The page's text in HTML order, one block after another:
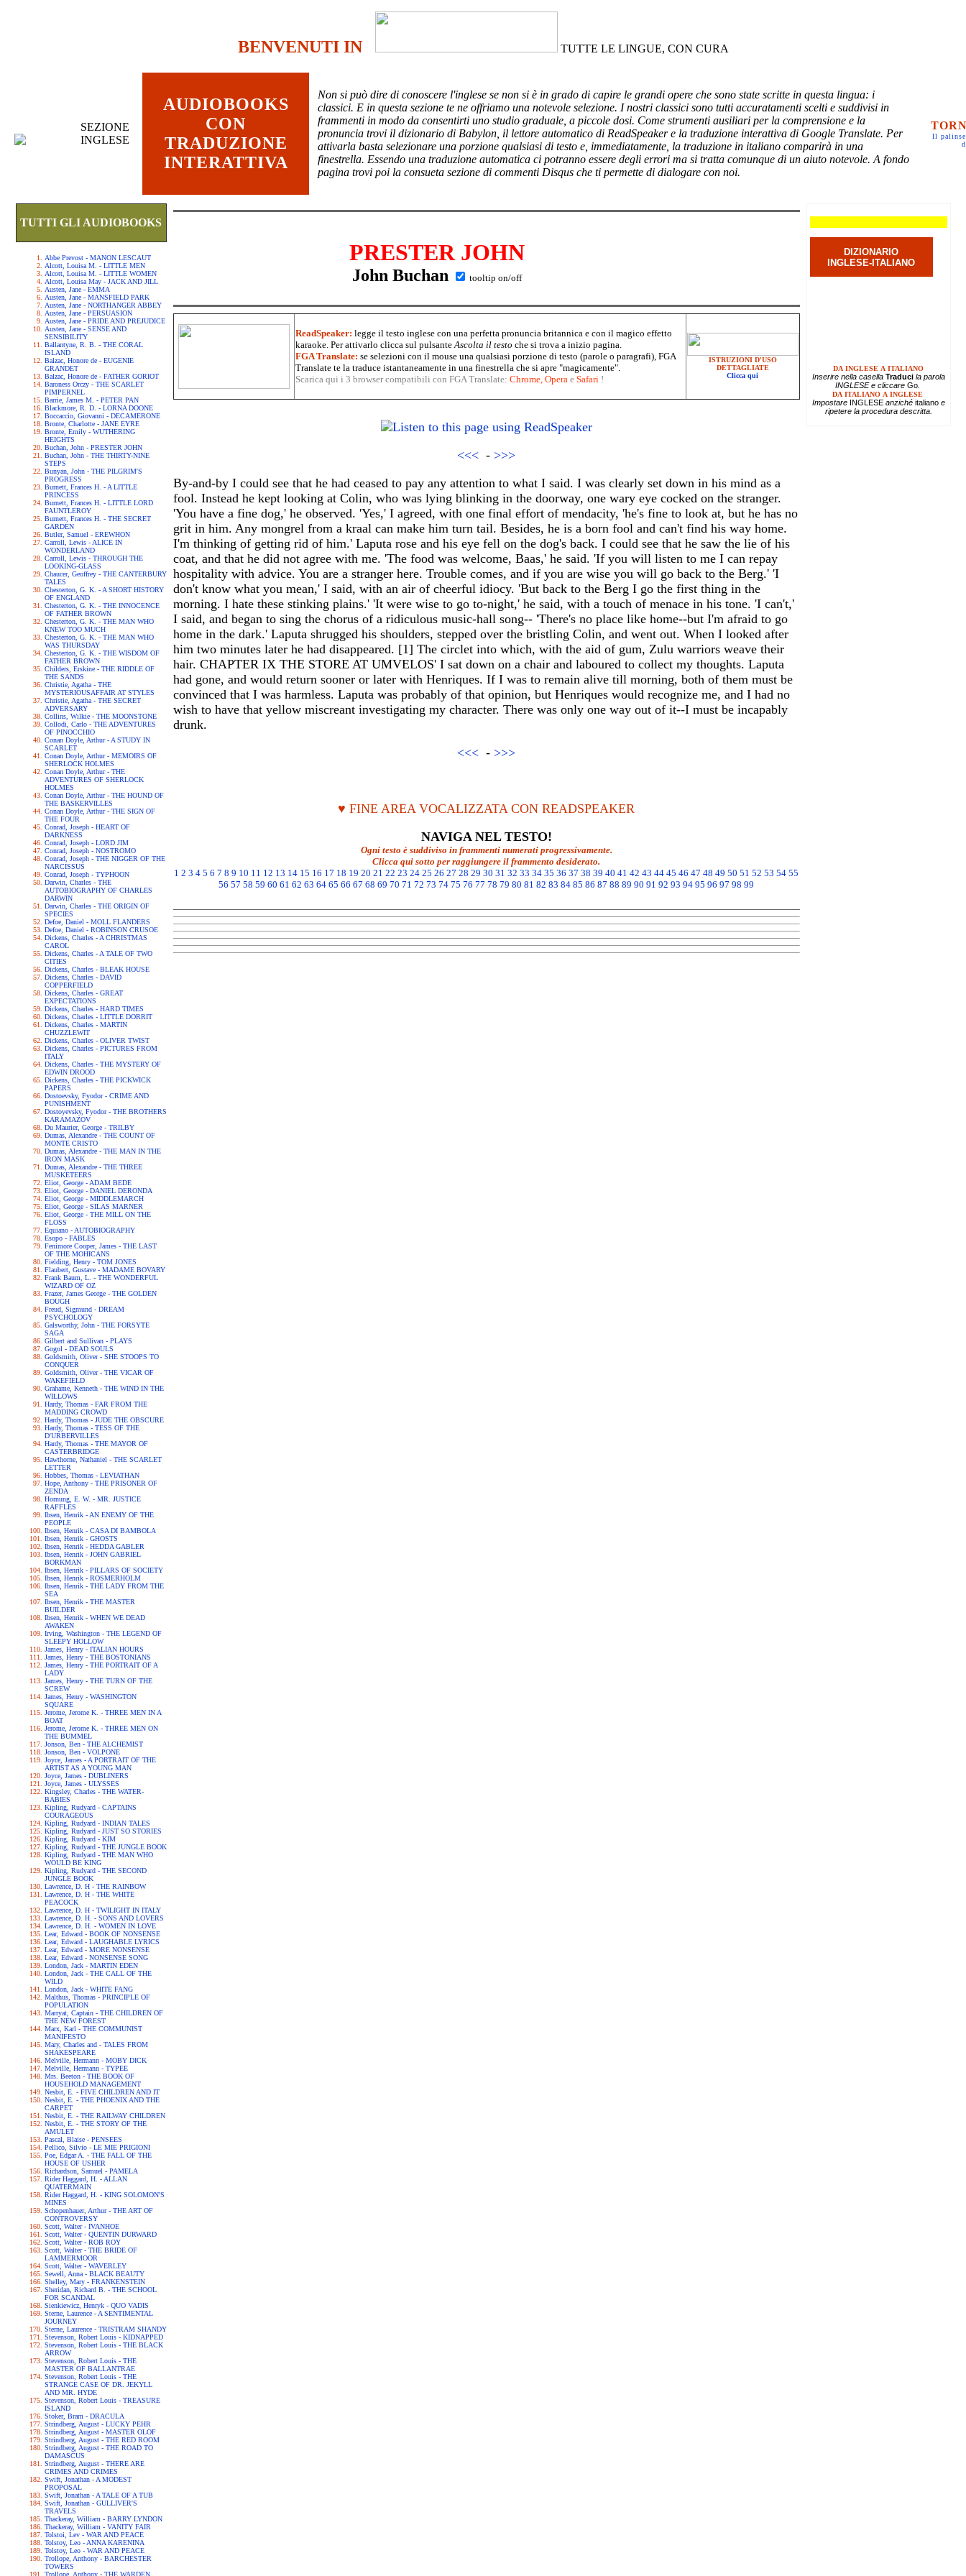
BENVENUTI IN TUTTE LE LINGUE, CON CURA
SEZIONE
INGLESE
AUDIOBOOKS
CON
TRADUZIONE
INTERATTIVA
Non si può dire di conoscere l'inglese se non si è in grado di capire le grandi opere che sono state scritte in questa lingua: i
classici. E in questa sezione te ne offriamo una notevole selezione. I nostri classici sono tutti accuratamenti scelti e suddivisi in
frammenti in modo da consentirti uno studio graduale, a piccole dosi. Come strumenti ausiliari per la comprensione e la
pronuncia trovi il dizionario di Babylon, il lettore automatico di ReadSpeaker e la traduzione interattiva di Google Translate. Per
attivarla basta selezionare una porzione qualsiasi di testo e, immediatamente, la traduzione in italiano comparirà in una
finestrella. Essendo una traduzione automatica ci potranno essere degli errori ma si tratta comunque di un aiuto notevole. A fondo
pagina trovi poi la consueta sezione di commenti Disqus che ti permette di dialogare con noi.
Il
TUTTI GLI AUDIOBOOKS
Abbe Prevost - MANON LESCAUT
Alcott, Louisa M. - LITTLE MEN
Alcott, Louisa M. - LITTLE WOMEN
Alcott, Louisa May - JACK AND JILL
Austen, Jane - EMMA
Austen, Jane - MANSFIELD PARK
Austen, Jane - NORTHANGER ABBEY
Austen, Jane - PERSUASION
Austen, Jane - PRIDE AND PREJUDICE
Austen, Jane - SENSE AND
SENSIBILITY
Ballantyne, R. B. - THE CORAL
ISLAND
Balzac, Honore de - EUGENIE
GRANDET
Balzac, Honore de - FATHER GORIOT
Baroness Orczy - THE SCARLET
PIMPERNEL
Barrie, James M. - PETER PAN
Blackmore, R. D. - LORNA DOONE
Boccaccio, Giovanni - DECAMERONE
Bronte, Charlotte - JANE EYRE
Bronte, Emily - WUTHERING
HEIGHTS
Buchan, John - PRESTER JOHN
Buchan, John - THE THIRTY-NINE
STEPS
Bunyan, John - THE PILGRIM'S
PROGRESS
Burnett, Frances H. - A LITTLE
PRINCESS
Burnett, Frances H. - LITTLE LORD
FAUNTLEROY
Burnett, Frances H. - THE SECRET
GARDEN
Butler, Samuel - EREWHON
Carroll, Lewis - ALICE IN
WONDERLAND
Carroll, Lewis - THROUGH THE
LOOKING-GLASS
Chaucer, Geoffrey - THE CANTERBURY
TALES
Chesterton, G. K. - A SHORT HISTORY
OF ENGLAND
Chesterton, G. K. - THE INNOCENCE
OF FATHER BROWN
Chesterton, G. K. - THE MAN WHO
KNEW TOO MUCH
Chesterton, G. K. - THE MAN WHO
WAS THURSDAY
Chesterton, G. K. - THE WISDOM OF
FATHER BROWN
Childers, Erskine - THE RIDDLE OF
THE SANDS
Christie, Agatha - THE
MYSTERIOUSAFFAIR AT STYLES
Christie, Agatha - THE SECRET
ADVERSARY
Collins, Wilkie - THE MOONSTONE
Collodi, Carlo - THE ADVENTURES
OF PINOCCHIO
Conan Doyle, Arthur - A STUDY IN
SCARLET
Conan Doyle, Arthur - MEMOIRS OF
SHERLOCK HOLMES
Conan Doyle, Arthur - THE
ADVENTURES OF SHERLOCK
HOLMES
Conan Doyle, Arthur - THE HOUND OF
THE BASKERVILLES
Conan Doyle, Arthur - THE SIGN OF
THE FOUR
Conrad, Joseph - HEART OF
DARKNESS
Conrad, Joseph - LORD JIM
Conrad, Joseph - NOSTROMO
Conrad, Joseph - THE NIGGER OF THE
NARCISSUS
Conrad, Joseph - TYPHOON
Darwin, Charles - THE
AUTOBIOGRAPHY OF CHARLES
DARWIN
Darwin, Charles - THE ORIGIN OF
SPECIES
Defoe, Daniel - MOLL FLANDERS
Defoe, Daniel - ROBINSON CRUSOE
Dickens, Charles - A CHRISTMAS
CAROL
Dickens, Charles - A TALE OF TWO
CITIES
Dickens, Charles - BLEAK HOUSE
Dickens, Charles - DAVID
COPPERFIELD
Dickens, Charles - GREAT
EXPECTATIONS
Dickens, Charles - HARD TIMES
Dickens, Charles - LITTLE DORRIT
Dickens, Charles - MARTIN
CHUZZLEWIT
Dickens, Charles - OLIVER TWIST
Dickens, Charles - PICTURES FROM
ITALY
Dickens, Charles - THE MYSTERY OF
EDWIN DROOD
Dickens, Charles - THE PICKWICK
PAPERS
Dostoevsky, Fyodor - CRIME AND
PUNISHMENT
Dostoyevsky, Fyodor - THE BROTHERS
KARAMAZOV
Du Maurier, George - TRILBY
Dumas, Alexandre - THE COUNT OF
MONTE CRISTO
Dumas, Alexandre - THE MAN IN THE
IRON MASK
Dumas, Alexandre - THE THREE
MUSKETEERS
Eliot, George - ADAM BEDE
Eliot, George - DANIEL DERONDA
Eliot, George - MIDDLEMARCH
Eliot, George - SILAS MARNER
Eliot, George - THE MILL ON THE
FLOSS
Equiano - AUTOBIOGRAPHY
Esopo - FABLES
Fenimore Cooper, James - THE LAST
OF THE MOHICANS
Fielding, Henry - TOM JONES
Flaubert, Gustave - MADAME BOVARY
Frank Baum, L. - THE WONDERFUL
WIZARD OF OZ
Frazer, James George - THE GOLDEN
BOUGH
Freud, Sigmund - DREAM
PSYCHOLOGY
Galsworthy, John - THE FORSYTE
SAGA
Gilbert and Sullivan - PLAYS
Gogol - DEAD SOULS
Goldsmith, Oliver - SHE STOOPS TO
CONQUER
Goldsmith, Oliver - THE VICAR OF
WAKEFIELD
Grahame, Kenneth - THE WIND IN THE
WILLOWS
Hardy, Thomas - FAR FROM THE
MADDING CROWD
Hardy, Thomas - JUDE THE OBSCURE
Hardy, Thomas - TESS OF THE
D'URBERVILLES
Hardy, Thomas - THE MAYOR OF
CASTERBRIDGE
Hawthorne, Nathaniel - THE SCARLET
LETTER
Hobbes, Thomas - LEVIATHAN
Hope, Anthony - THE PRISONER OF
ZENDA
Hornung, E. W. - MR. JUSTICE
RAFFLES
Ibsen, Henrik - AN ENEMY OF THE
PEOPLE
Ibsen, Henrik - CASA DI BAMBOLA
Ibsen, Henrik - GHOSTS
Ibsen, Henrik - HEDDA GABLER
Ibsen, Henrik - JOHN GABRIEL
BORKMAN
Ibsen, Henrik - PILLARS OF SOCIETY
Ibsen, Henrik - ROSMERHOLM
Ibsen, Henrik - THE LADY FROM THE
SEA
Ibsen, Henrik - THE MASTER
BUILDER
Ibsen, Henrik - WHEN WE DEAD
AWAKEN
Irving, Washington - THE LEGEND OF
SLEEPY HOLLOW
James, Henry - ITALIAN HOURS
James, Henry - THE BOSTONIANS
James, Henry - THE PORTRAIT OF A
LADY
James, Henry - THE TURN OF THE
SCREW
James, Henry - WASHINGTON
SQUARE
Jerome, Jerome K. - THREE MEN IN A
BOAT
Jerome, Jerome K. - THREE MEN ON
THE BUMMEL
Jonson, Ben - THE ALCHEMIST
Jonson, Ben - VOLPONE
Joyce, James - A PORTRAIT OF THE
ARTIST AS A YOUNG MAN
Joyce, James - DUBLINERS
Joyce, James - ULYSSES
Kingsley, Charles - THE WATER-
BABIES
Kipling, Rudyard - CAPTAINS
COURAGEOUS
Kipling, Rudyard - INDIAN TALES
Kipling, Rudyard - JUST SO STORIES
Kipling, Rudyard - KIM
Kipling, Rudyard - THE JUNGLE BOOK
Kipling, Rudyard - THE MAN WHO
WOULD BE KING
Kipling, Rudyard - THE SECOND
JUNGLE BOOK
Lawrence, D. H - THE RAINBOW
Lawrence, D. H - THE WHITE
PEACOCK
Lawrence, D. H - TWILIGHT IN ITALY
Lawrence, D. H. - SONS AND LOVERS
Lawrence, D. H. - WOMEN IN LOVE
Lear, Edward - BOOK OF NONSENSE
Lear, Edward - LAUGHABLE LYRICS
Lear, Edward - MORE NONSENSE
Lear, Edward - NONSENSE SONG
London, Jack - MARTIN EDEN
London, Jack - THE CALL OF THE
WILD
London, Jack - WHITE FANG
Malthus, Thomas - PRINCIPLE OF
POPULATION
Marryat, Captain - THE CHILDREN OF
THE NEW FOREST
Marx, Karl - THE COMMUNIST
MANIFESTO
Mary, Charles and - TALES FROM
SHAKESPEARE
Melville, Hermann - MOBY DICK
Melville, Hermann - TYPEE
Mrs. Beeton - THE BOOK OF
HOUSEHOLD MANAGEMENT
Nesbit, E. - FIVE CHILDREN AND IT
Nesbit, E. - THE PHOENIX AND THE
CARPET
Nesbit, E. - THE RAILWAY CHILDREN
Nesbit, E. - THE STORY OF THE
AMULET
Pascal, Blaise - PENSEES
Pellico, Silvio - LE MIE PRIGIONI
Poe, Edgar A. - THE FALL OF THE
HOUSE OF USHER
Richardson, Samuel - PAMELA
Rider Haggard, H. - ALLAN
QUATERMAIN
Rider Haggard, H. - KING SOLOMON'S
MINES
Schopenhauer, Arthur - THE ART OF
CONTROVERSY
Scott, Walter - IVANHOE
Scott, Walter - QUENTIN DURWARD
Scott, Walter - ROB ROY
Scott, Walter - THE BRIDE OF
LAMMERMOOR
Scott, Walter - WAVERLEY
Sewell, Anna - BLACK BEAUTY
Shelley, Mary - FRANKENSTEIN
Sheridan, Richard B. - THE SCHOOL
FOR SCANDAL
Sienkiewicz, Henryk - QUO VADIS
Sterne, Laurence - A SENTIMENTAL
JOURNEY
Sterne, Laurence - TRISTRAM SHANDY
Stevenson, Robert Louis - KIDNAPPED
Stevenson, Robert Louis - THE BLACK
ARROW
Stevenson, Robert Louis - THE
MASTER OF BALLANTRAE
Stevenson, Robert Louis - THE
STRANGE CASE OF DR. JEKYLL
AND MR. HYDE
Stevenson, Robert Louis - TREASURE
ISLAND
Stoker, Bram - DRACULA
Strindberg, August - LUCKY PEHR
Strindberg, August - MASTER OLOF
Strindberg, August - THE RED ROOM
Strindberg, August - THE ROAD TO
DAMASCUS
Strindberg, August - THERE ARE
CRIMES AND CRIMES
Swift, Jonathan - A MODEST
PROPOSAL
Swift, Jonathan - A TALE OF A TUB
Swift, Jonathan - GULLIVER'S
TRAVELS
Thackeray, William - BARRY LYNDON
Thackeray, William - VANITY FAIR
Tolstoi, Lev - WAR AND PEACE
Tolstoy, Leo - ANNA KARENINA
Tolstoy, Leo - WAR AND PEACE
Trollope, Anthony - BARCHESTER
TOWERS
Trollope, Anthony - THE WARDEN
PRESTER JOHN
John Buchan tooltip on/off
ReadSpeaker: legge il testo inglese con una perfetta pronuncia britannica e con il magico effetto
karaoke. Per attivarlo clicca sul pulsanteAscolta il testo che si trova a inizio pagina.
FGA Translate: se selezioni con il mouse una qualsiasi porzione di testo (parole o paragrafi), FGA
Translate te la traduce istantaneamente in una finestrella che si apre "magicamente".
Scarica qui i 3 browser compatibili con FGA Translate: Chrome, Operae Safari !
ISTRUZIONI D'USO
DETTAGLIATE
Clicca qui
<<< - >>>
By-and-by I could see that he had ceased to pay any attention to what I said. I was clearly set down in his mind as a
fool. Instead he kept looking at Colin, who was lying blinking in the doorway, one wary eye cocked on the stranger.
'You have a fine dog,' he observed. 'Yes,' I agreed, with one final effort of mendacity, 'he's fine to look at, but he has no
grit in him. Any mongrel from a kraal can make him turn tail. Besides, he is a born fool and can't find his way home.
I'm thinking of getting rid of him.' Laputa rose and his eye fell on the dog's back. I could see that he saw the lie of his
coat, and that he did not agree with me. 'The food was welcome, Baas,' he said. 'If you will listen to me I can repay
hospitality with advice. You are a stranger here. Trouble comes, and if you are wise you will go back to the Berg.' 'I
don't know what you mean,' I said, with an air of cheerful idiocy. 'But back to the Berg I go the first thing in the
morning. I hate these stinking plains.' 'It were wise to go to-night,' he said, with a touch of menace in his tone. 'I can't,'
I said, and began to sing the chorus of a ridiculous music-hall song-- 'There's no place like home--but I'm afraid to go
home in the dark.' Laputa shrugged his shoulders, stepped over the bristling Colin, and went out. When I looked after
him two minutes later he had disappeared. [1] The circlet into which, with the aid of gum, Zulu warriors weave their
hair. CHAPTER IX THE STORE AT UMVELOS' I sat down on a chair and laboured to collect my thoughts. Laputa
had gone, and would return sooner or later with Henriques. If I was to remain alive till morning, both of them must be
convinced that I was harmless. Laputa was probably of that opinion, but Henriques would recognize me, and I had no
wish to have that yellow miscreant investigating my character. There was only one way out of it--I must be incapably
drunk.
<<< - >>>
♥ FINE AREA VOCALIZZATA CON READSPEAKER
NAVIGA NEL TESTO!
Ogni testo è suddiviso in frammenti numerati progressivamente.
Clicca qui sotto per raggiungere il frammento desiderato.
1 2 3 4 5 6 7 8 9 10 11 12 13 14 15 16 17 18 19 20 21 22 23 24 25 26 27 28 29 30 31 32 33 34 35 36 37 38 39 40 41 42 43 44 45 46 47 48 49 50 51 52 53 54 55
56 57 58 59 60 61 62 63 64 65 66 67 68 69 70 71 72 73 74 75 76 77 78 79 80 81 82 83 84 85 86 87 88 89 90 91 92 93 94 95 96 97 98 99
DIZIONARIO
INGLESE-ITALIANO
DA INGLESE A ITALIANO
Inserire nella casella Traducila parola
INGLESE e cliccare Go.
DA ITALIANO A INGLESE
Impostare INGLESEanziché italianoe
ripetere la procedura descritta.